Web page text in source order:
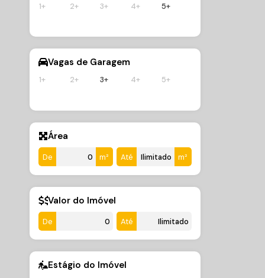
1+ 2+ 3+ 4+ 5+
Vagas de Garagem
1+ 2+ 3+ 4+ 5+
Área
De m² Até m²
Valor do Imóvel
De Até
Estágio do Imóvel